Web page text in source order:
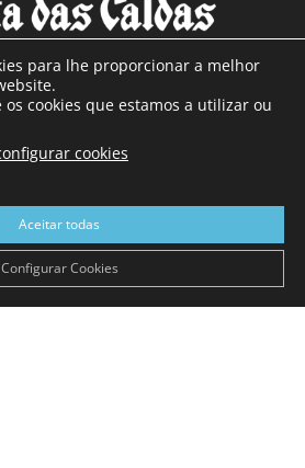
NÓS
da Rainha e mais de 90 anos de
com mais de 40.000 leitores por
Jornal com distribuição em Portugal
e assinatura online.
para lhe proporcionar a melhor
os cookies que estamos a utilizar ou
cookies
Aceitar todas
Configurar Cookies